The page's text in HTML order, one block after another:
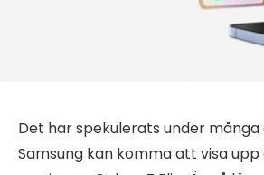
Det har spekulerats under
Samsung kan komma att visa